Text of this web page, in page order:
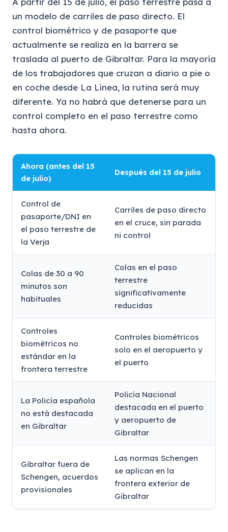
un modelo de carriles de paso directo. El
control biométrico y de pasaporte que
actualmente se realiza en la barrera se
traslada al puerto de Gibraltar. Para la mayoría
de los trabajadores que cruzan a diario a pie o
en coche desde La Línea, la rutina será muy
diferente. Ya no habrá que detenerse para un
control completo en el paso terrestre como
hasta ahora.
Ahora (antes del 15
de julio)
Después del 15 de julio
Control de
pasaporte/DNI en
el paso terrestre de
la Verja
Carriles de paso directo
en el cruce, sin parada
ni control
Colas de 30 a 90
minutos son
habituales
Colas en el paso
terrestre
significativamente
reducidas
Controles
biométricos no
estándar en la
frontera terrestre
Controles biométricos
solo en el aeropuerto y
el puerto
La Policía española
no está destacada
en Gibraltar
Policía Nacional
destacada en el puerto
y aeropuerto de
Gibraltar
Gibraltar fuera de
Schengen, acuerdos
provisionales
Las normas Schengen
se aplican en la
frontera exterior de
Gibraltar